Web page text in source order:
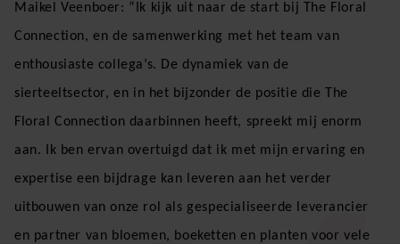
Maikel Veenboer: “Ik kijk uit naar de start bij The Floral
Connection, en de samenwerking met het team van
enthousiaste collega’s. De dynamiek van de
sierteeltsector, en in het bijzonder de positie die The
Floral Connection daarbinnen heeft, spreekt mij enorm
aan. Ik ben ervan overtuigd dat ik met mijn ervaring en
expertise een bijdrage kan leveren aan het verder
uitbouwen van onze rol als gespecialiseerde leverancier
en partner van bloemen, boeketten en planten voor vele